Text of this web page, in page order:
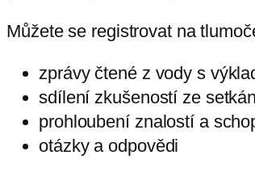
Můžete se registrovat na
zprávy čtené z vody s
sdílení zkušeností ze
prohloubení znalostí a
otázky a odpovědi